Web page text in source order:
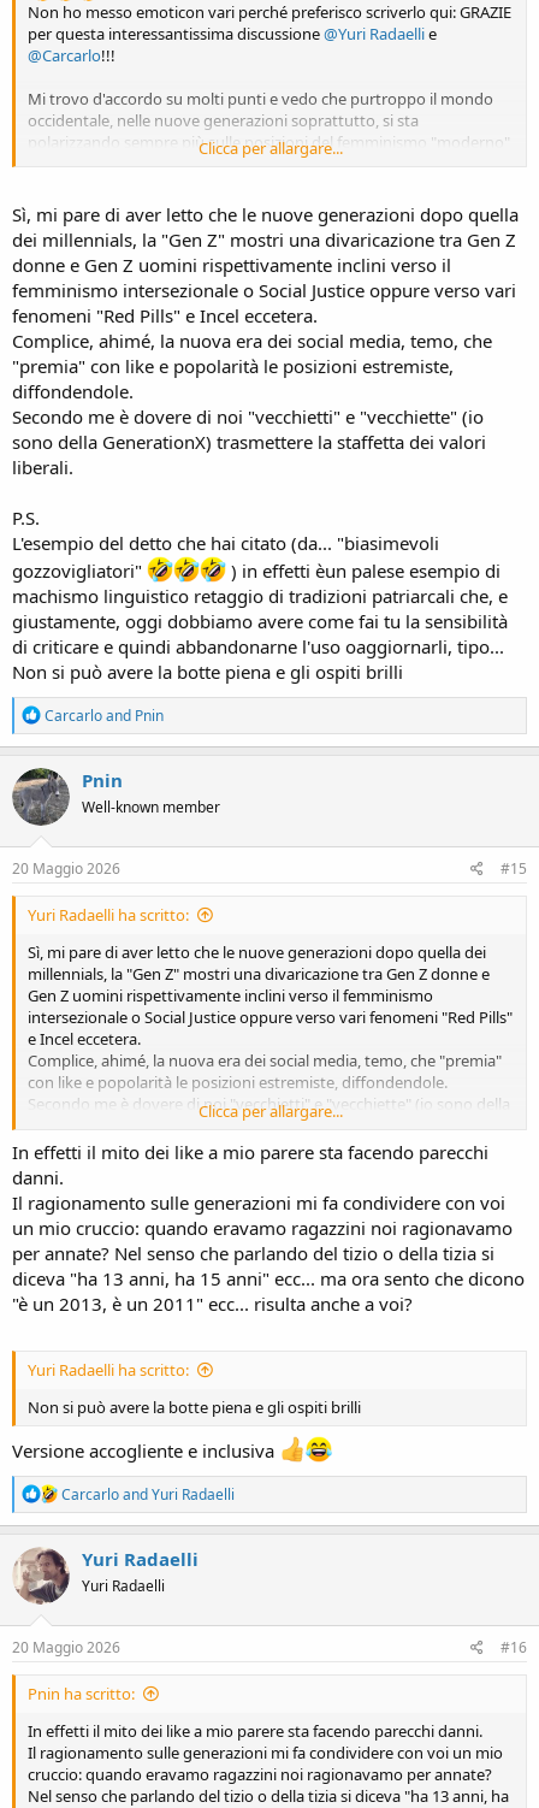
Non ho messo emoticon vari perché preferisco scriverlo qui: GRAZIE
per questa interessantissima discussione@Yuri Radaellie
@Carcarlo!!!
Mi trovo d'accordo su molti punti e vedo che purtroppo il mondo
occidentale, nelle nuove generazioni soprattutto, si sta
polarizzando sempre più sulle posizioni del femminismo "moderno"
sopra descritto (che personalmente definirei semplicemente
nonché da biasimevoli gozzovigliatori - delvoler la botte piena e la
moglie ubriaca
) per le donne e su teorie da redpillatori per gli
uomini, creando un varco sempre più ampio tra le reciproche
posizioni. Posizioni che però sono accomunate da un'evidente
caratteristica: non assumersi un briciolo di responsabilità e vedere
nell'altro, chiunque esso sia, la fonte di tutti i mali.
L'età dell'oro dei fuffaguru, che su queste polarizzazioni e con la
diffusa tendenza a voler trovare agevolazioni e scorciatoie per
tutto, fanno soldi a palate.
Benvengano quindi queste riflessioni
Grazie di nuovo
Clicca per allargare...
Sì, mi pare di aver letto che le nuove generazioni dopo quella
dei millennials, la "Gen Z" mostri una divaricazione tra Gen Z
donne e Gen Z uomini rispettivamente inclini verso il
femminismo intersezionale o Social Justice oppure verso vari
fenomeni "Red Pills" e Incel eccetera.
Complice, ahimé, la nuova era dei social media, temo, che
"premia" con like e popolarità le posizioni estremiste,
diffondendole.
Secondo me è dovere di noi "vecchietti" e "vecchiette" (io
sono della GenerationX) trasmettere la staffetta dei valori
liberali.
P.S.
L'esempio del detto che hai citato (da... "biasimevoli
gozzovigliatori"
) in effetti èun palese esempio di
machismo linguistico retaggio di tradizioni patriarcali che, e
giustamente, oggi dobbiamo avere come fai tu la sensibilità
di criticare e quindi abbandonarne l'uso oaggiornarli, tipo...
Non si può avere la botte piena e gli ospiti brilli
R
e
a
c
t
i
o
n
s
Carcarloand Pnin
Pnin
Well-known member
20 Maggio 2026 #15
Yuri Radaelli ha scritto:
Sì, mi pare di aver letto che le nuove generazioni dopo quella dei
millennials, la "Gen Z" mostri una divaricazione tra Gen Z donne e
Gen Z uomini rispettivamente inclini verso il femminismo
intersezionale o Social Justice oppure verso vari fenomeni "Red Pills"
e Incel eccetera.
Complice, ahimé, la nuova era dei social media, temo, che "premia"
con like e popolarità le posizioni estremiste, diffondendole.
Secondo me è dovere di noi "vecchietti" e "vecchiette" (io sono della
GenerationX) trasmettere la staffetta dei valori liberali.
Clicca per allargare...
In effetti il mito dei like a mio parere sta facendo parecchi
danni.
Il ragionamento sulle generazioni mi fa condividere con voi
un mio cruccio: quando eravamo ragazzini noi ragionavamo
per annate? Nel senso che parlando del tizio o della tizia si
diceva "ha 13 anni, ha 15 anni" ecc... ma ora sento che dicono
"è un 2013, è un 2011" ecc... risulta anche a voi?
Yuri Radaelli ha scritto:
Non si può avere la botte piena e gli ospiti brilli
Versione accogliente e inclusiva
R
e
a
t
i
n
s
CarcarloandYuri Radaelli
Yuri Radaelli
Yuri Radaelli
20 Maggio 2026 #16
Pnin ha scritto:
In effetti il mito dei like a mio parere sta facendo parecchi danni.
Il ragionamento sulle generazioni mi fa condividere con voi un mio
cruccio: quando eravamo ragazzini noi ragionavamo per annate?
Nel senso che parlando del tizio o della tizia si diceva "ha 13 anni, ha